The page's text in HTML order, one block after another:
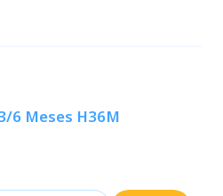
6 Meses H36M